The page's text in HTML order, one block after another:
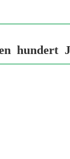
hundert